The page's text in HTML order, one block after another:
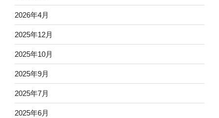
2026年4月
2025年12月
2025年10月
2025年9月
2025年7月
2025年6月